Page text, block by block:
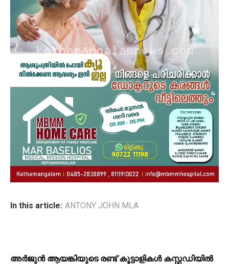
In this article: ANTONY JOHN MLA
അർജുൻ ആയങ്കിയുടെ രണ്ട് കൂട്ടാളികൾ കസ്റ്റഡിയിൽ